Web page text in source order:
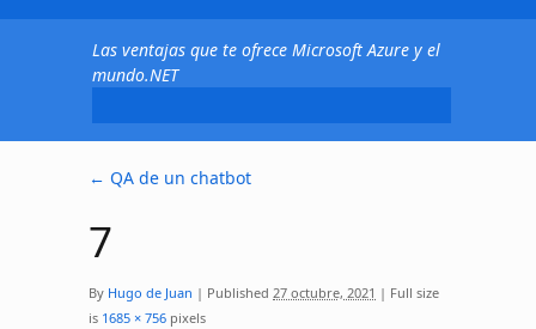
Las ventajas que te ofrece Microsoft Azure y el
mundo.NET
← QA de un chatbot
7
By Hugo de Juan | Published 27 octubre, 2021 | Full size
is 1685 × 756 pixels